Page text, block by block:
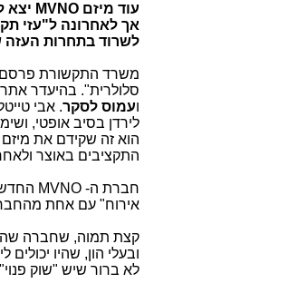
עוד מיזםMVNO יצא
אך לאחרונה ל"עזי תקשורת"
לשרוד בתחרות
משרד התקשורת פרסם ב - 7.2.13 הודעה על
סלולרית". בהיעדר
ועמוס לסקר. אבי
לירדן בסיב אופטי,
הוא זה שקידם את
התקציבים באוצר
חברת ה-MVNO
אירוח" עם אחת
קצת תמוה, שחברה
ובעלי הון, שהיו
לא ברור שיש "שוק